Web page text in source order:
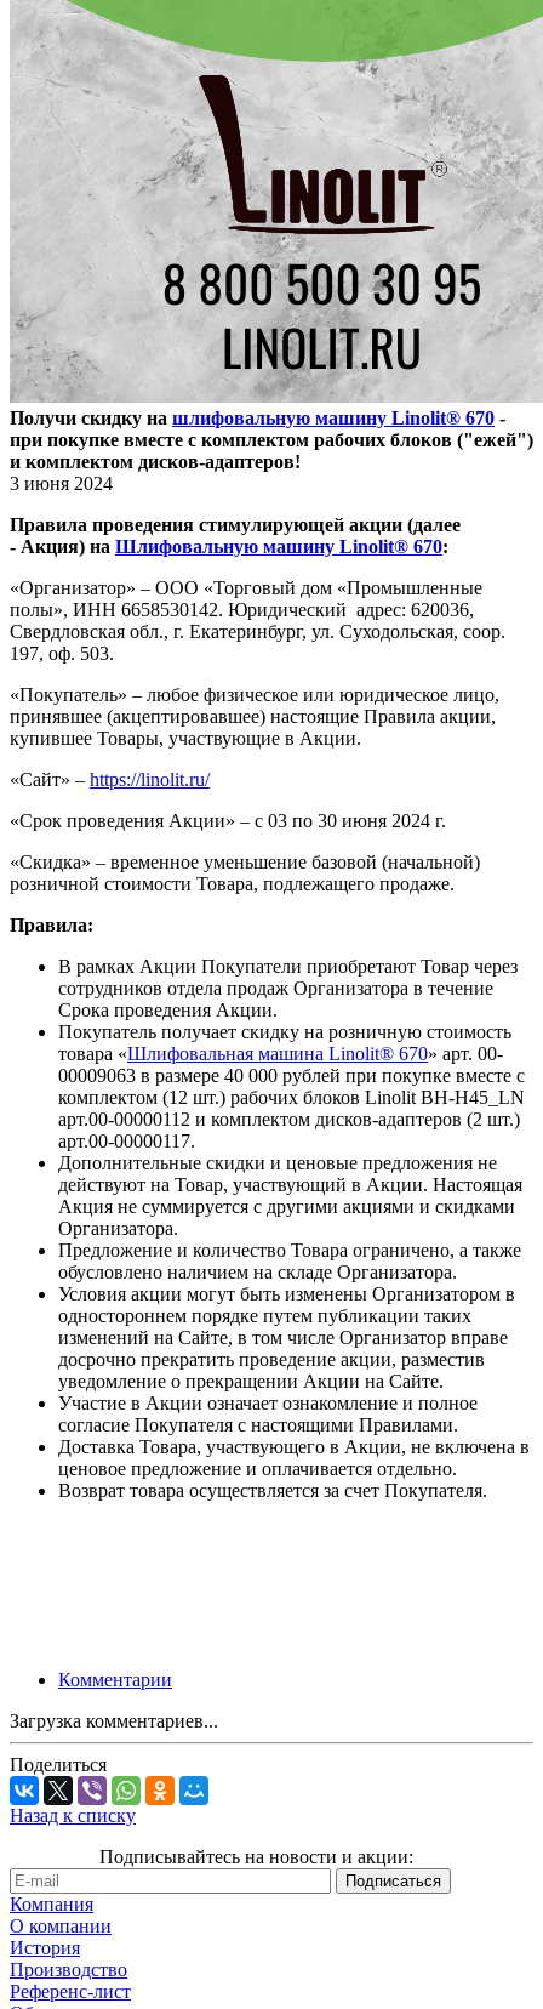
Получи скидку на шлифовальную машину Linolit® 670 -
при покупке вместе с комплектом рабочих блоков ("ежей")
и комплектом дисков-адаптеров!
3 июня 2024
Правила проведения стимулирующей акции (далее
- Акция) на Шлифовальную машину Linolit® 670:
«Организатор» – ООО «Торговый дом «Промышленные
полы», ИНН 6658530142. Юридический адрес: 620036,
Свердловская обл., г. Екатеринбург, ул. Суходольская, соор.
197, оф. 503.
«Покупатель» – любое физическое или юридическое лицо,
принявшее (акцептировавшее) настоящие Правила акции,
купившее Товары, участвующие в Акции.
«Сайт» – https://linolit.ru/
«Срок проведения Акции» – с 03 по 30 июня 2024 г.
«Скидка» – временное уменьшение базовой (начальной)
розничной стоимости Товара, подлежащего продаже.
Правила:
В рамках Акции Покупатели приобретают Товар через
сотрудников отдела продаж Организатора в течение
Срока проведения Акции.
Покупатель получает скидку на розничную стоимость
товара «Шлифовальная машина Linolit® 670» арт. 00-
00009063 в размере 40 000 рублей при покупке вместе с
комплектом (12 шт.) рабочих блоков Linolit BH-H45_LN
арт.00-00000112 и комплектом дисков-адаптеров (2 шт.)
арт.00-00000117.
Дополнительные скидки и ценовые предложения не
действуют на Товар, участвующий в Акции. Настоящая
Акция не суммируется с другими акциями и скидками
Организатора.
Предложение и количество Товара ограничено, а также
обусловлено наличием на складе Организатора.
Условия акции могут быть изменены Организатором в
одностороннем порядке путем публикации таких
изменений на Сайте, в том числе Организатор вправе
досрочно прекратить проведение акции, разместив
уведомление о прекращении Акции на Сайте.
Участие в Акции означает ознакомление и полное
согласие Покупателя с настоящими Правилами.
Доставка Товара, участвующего в Акции, не включена в
ценовое предложение и оплачивается отдельно.
Возврат товара осуществляется за счет Покупателя.
Комментарии
Загрузка комментариев...
Поделиться
Назад к списку
Подписывайтесь на новости и акции:
Компания
О компании
История
Производство
Референс-лист